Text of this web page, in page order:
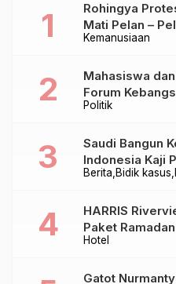
Kemanusiaan
Rohingya
Mati Pelan –
Politik
Mahasiswa
Forum
Berita Bidik kasus
Saudi Bangun
Indonesia Kaji
Baru Sampai
Hotel
HARRIS
Paket
Takjil hingga
Gatot